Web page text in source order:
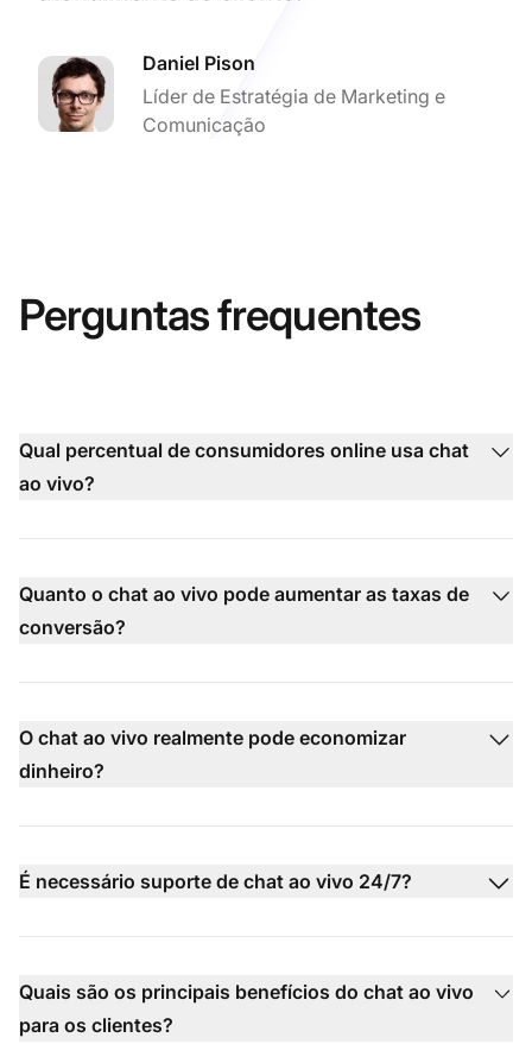
Daniel Pison
Líder de Estratégia de Marketing e
Comunicação
Perguntas frequentes
Qual percentual de consumidores online usa chat
ao vivo?
Quanto o chat ao vivo pode aumentar as taxas de
conversão?
O chat ao vivo realmente pode economizar
dinheiro?
É necessário suporte de chat ao vivo 24/7?
Quais são os principais benefícios do chat ao vivo
para os clientes?